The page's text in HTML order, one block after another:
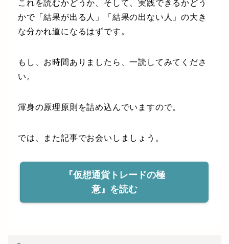
これを読むかどうか、そして、実践できるかどう
かで「結果が出る人」「結果の出ない人」の大き
な分かれ道になるはずです。
もし、お時間ありましたら、一読してみてくださ
い。
渾身の原理原則を詰め込んでいますので。
では、また記事でお会いしましょう。
『仮想通貨トレードの極
意』を読む